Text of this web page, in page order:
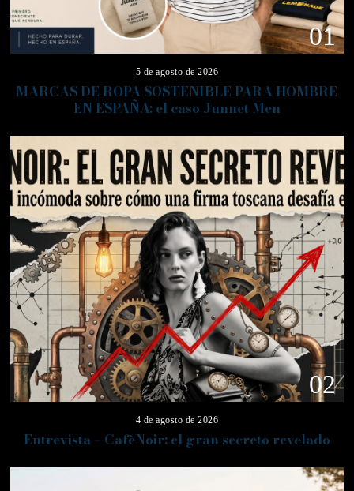
01
5 de agosto de 2026
MARCAS DE ROPA SOSTENIBLE PARA HOMBRE
EN ESPAÑA: el caso Junnet Men
02
4 de agosto de 2026
Entrevista – CafèNoir: el gran secreto revelado